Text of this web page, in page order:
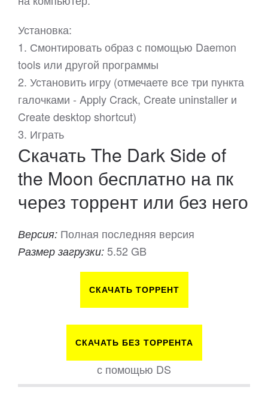
Установка:
1. Смонтировать образ с помощью Daemon
tools или другой программы
2. Установить игру (отмечаете все три пункта
галочками - Apply Crack, Create uninstaller и
Create desktop shortcut)
3. Играть
Скачать The Dark Side of
the Moon бесплатно на пк
через торрент или без него
Версия: Полная последняя версия
Размер загрузки: 5.52 GB
СКАЧАТЬ ТОРРЕНТ
СКАЧАТЬ БЕЗ ТОРРЕНТА
с помощью DS